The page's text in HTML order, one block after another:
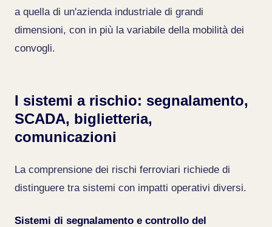
a quella di un'azienda industriale di grandi
dimensioni, con in più la variabile della mobilità dei
convogli.
I sistemi a rischio: segnalamento,
SCADA, biglietteria,
comunicazioni
La comprensione dei rischi ferroviari richiede di
distinguere tra sistemi con impatti operativi diversi.
Sistemi di segnalamento e controllo del